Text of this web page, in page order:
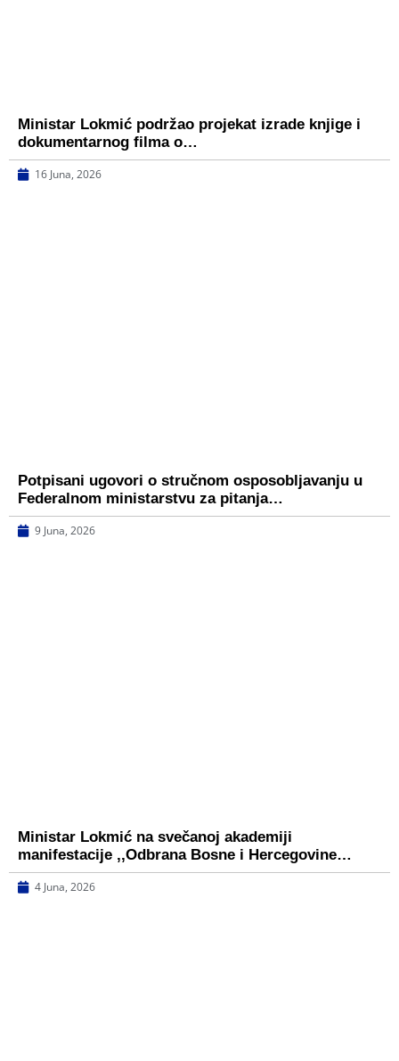
Ministar Lokmić podržao projekat izrade knjige i
dokumentarnog filma o…
16 Juna, 2026
Potpisani ugovori o stručnom osposobljavanju u
Federalnom ministarstvu za pitanja…
9 Juna, 2026
Ministar Lokmić na svečanoj akademiji
manifestacije ,,Odbrana Bosne i Hercegovine…
4 Juna, 2026